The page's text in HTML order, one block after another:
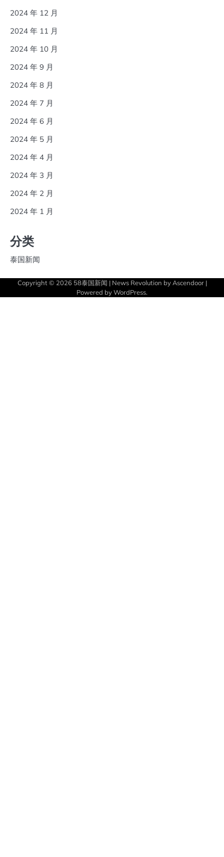
2024 年 12 月
2024 年 11 月
2024 年 10 月
2024 年 9 月
2024 年 8 月
2024 年 7 月
2024 年 6 月
2024 年 5 月
2024 年 4 月
2024 年 3 月
2024 年 2 月
2024 年 1 月
分类
泰国新闻
Copyright © 2026 58泰国新闻 | News Revolution by Ascendoor|
Powered byWordPress.